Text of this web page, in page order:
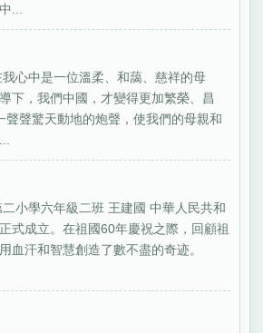
...
心中是一位溫柔、和藹、慈祥的母
下，我們中國，才變得更加繁榮、昌
聲聲驚天動地的炮聲，使我們的母親和
小學六年級二班 王建國 中華人民共和
式成立。在祖國60年慶祝之際，回顧祖
血汗和智慧創造了數不盡的奇迹。